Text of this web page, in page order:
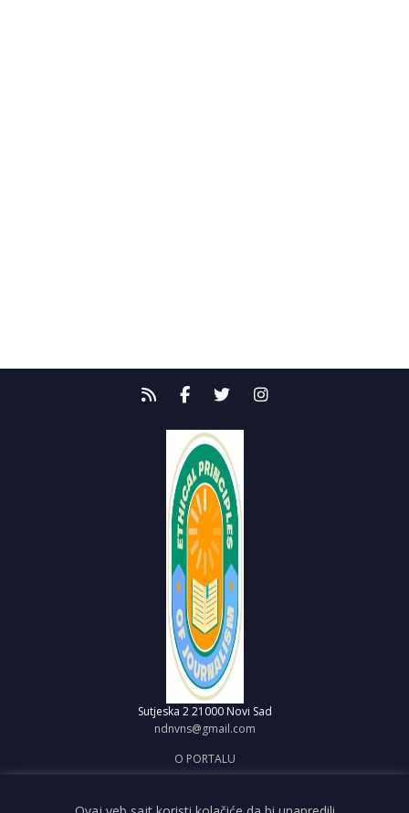
Sutjeska 2 21000 Novi Sad
ndnvns@gmail.com
O PORTALU
OBJAVI VEST